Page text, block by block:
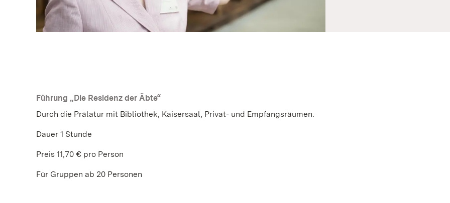
Führung „Die Residenz der Äbte“
Durch die Prälatur mit Bibliothek, Kaisersaal, Privat- und Empfangsräumen.
Dauer 1 Stunde
Preis 11,70 € pro Person
Für Gruppen ab 20 Personen